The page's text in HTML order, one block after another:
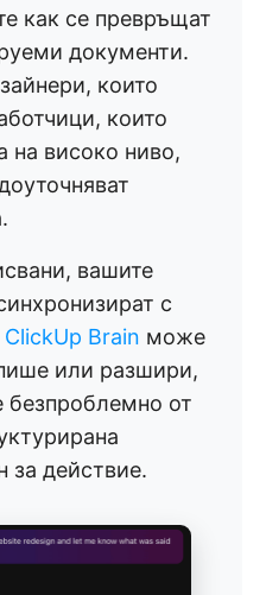
как се превръщат
документи.
които
които
на високо ниво,
вашите
с
ClickUp Brain може
или разшири,
безпроблемно от
за действие.